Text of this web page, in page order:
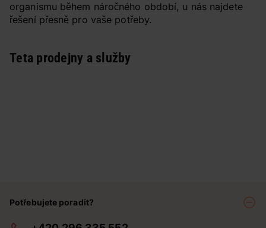
organismu během náročného období, u nás najdete
řešení přesně pro vaše potřeby.
Teta prodejny a služby
Potřebujete poradit?